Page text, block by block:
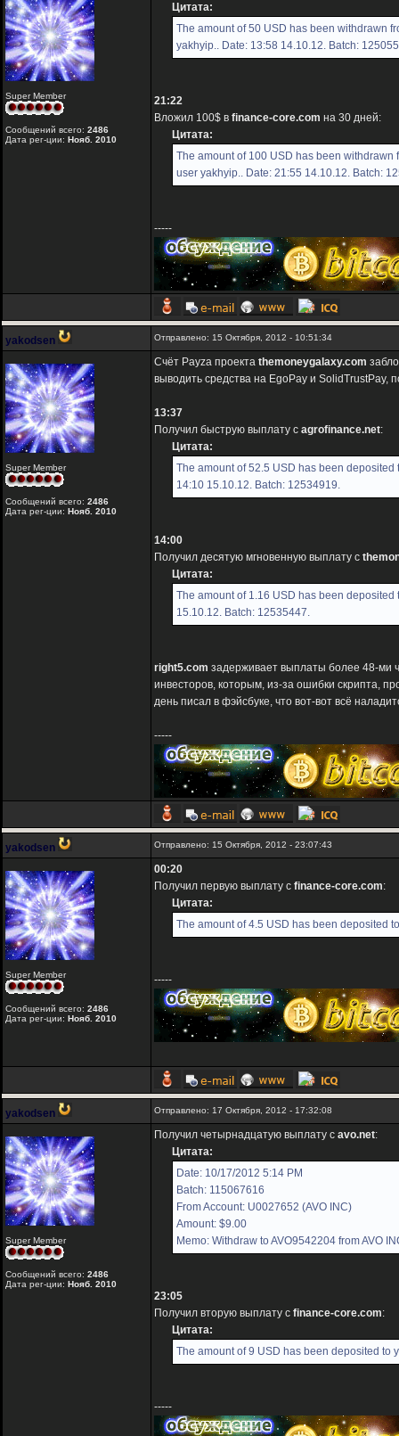
Super Member
Сообщений всего: 2486
Дата рег-ции: Нояб. 2010
Цитата:
The amount of 50 USD has been withdrawn
yakhyip.. Date: 13:58 14.10.12. Batch:
21:22
Вложил 100$ в finance-core.com на 30 дней:
Цитата:
The amount of 100 USD has been
user yakhyip.. Date: 21:55 14.10.12. Batch:
-----
yakodsen Отправлено: 15 Октября, 2012 - 10:51:34
Super Member
Сообщений всего: 2486
Дата рег-ции: Нояб. 2010
Счёт Payza проекта themoneygalaxy.com
выводить средства на EgoPay и SolidTrustPay,
13:37
Получил быструю выплату с agrofinance.net:
Цитата:
The amount of 52.5 USD has been deposited
14:10 15.10.12. Batch: 12534919.
14:00
Получил десятую мгновенную выплату с
Цитата:
The amount of 1.16 USD has been
15.10.12. Batch: 12535447.
right5.com задерживает выплаты более 48-ми
инвесторов, которым, из-за ошибки скрипта,
день писал в фэйсбуке, что вот-вот всё
-----
yakodsen Отправлено: 15 Октября, 2012 - 23:07:43
Super Member
Сообщений всего: 2486
Дата рег-ции: Нояб. 2010
00:20
Получил первую выплату с finance-core.com:
Цитата:
The amount of 4.5 USD has been deposited
-----
yakodsen Отправлено: 17 Октября, 2012 - 17:32:08
Super Member
Сообщений всего: 2486
Дата рег-ции: Нояб. 2010
Получил четырнадцатую выплату с avo.net:
Цитата:
Date: 10/17/2012 5:14 PM
Batch: 115067616
From Account: U0027652 (AVO INC)
Amount: $9.00
Memo: Withdraw to AVO9542204 from AVO
23:05
Получил вторую выплату с finance-core.com:
Цитата:
The amount of 9 USD has been deposited to
-----